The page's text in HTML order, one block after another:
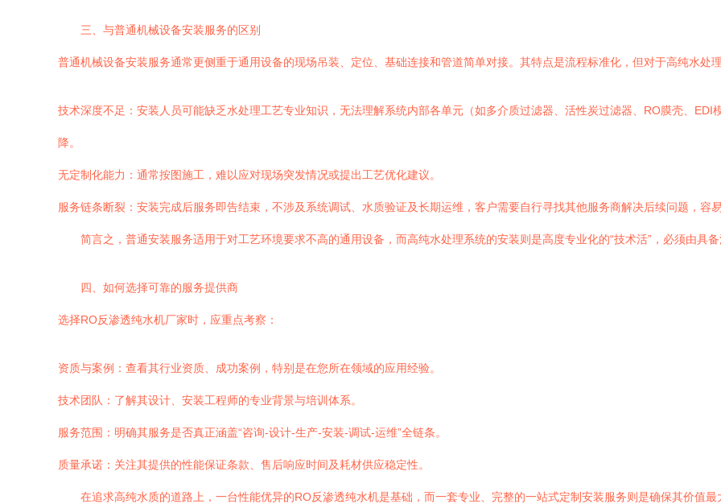
三、与普通机械设备安装服务的区别
普通机械设备安装服务通常更侧重于通用设备的现场吊装、定位、基础连接和管道简单对接。其特点是流程标准化，但对于高纯水处
技术深度不足：安装人员可能缺乏水处理工艺专业知识，无法理解系统内部各单元（如多介质过滤器、活性炭过滤器、RO膜壳、
降。
无定制化能力：通常按图施工，难以应对现场突发情况或提出工艺优化建议。
服务链条断裂：安装完成后服务即告结束，不涉及系统调试、水质验证及长期运维，客户需要自行寻找其他服务商解决后续问题，容
简言之，普通安装服务适用于对工艺环境要求不高的通用设备，而高纯水处理系统的安装则是高度专业化的“技术活”，必须由具
四、如何选择可靠的服务提供商
选择RO反渗透纯水机厂家时，应重点考察：
资质与案例：查看其行业资质、成功案例，特别是在您所在领域的应用经验。
技术团队：了解其设计、安装工程师的专业背景与培训体系。
服务范围：明确其服务是否真正涵盖“咨询-设计-生产-安装-调试-运维”全链条。
质量承诺：关注其提供的性能保证条款、售后响应时间及耗材供应稳定性。
在追求高纯水质的道路上，一台性能优异的RO反渗透纯水机是基础，而一套专业、完整的一站式定制安装服务则是确保其价值